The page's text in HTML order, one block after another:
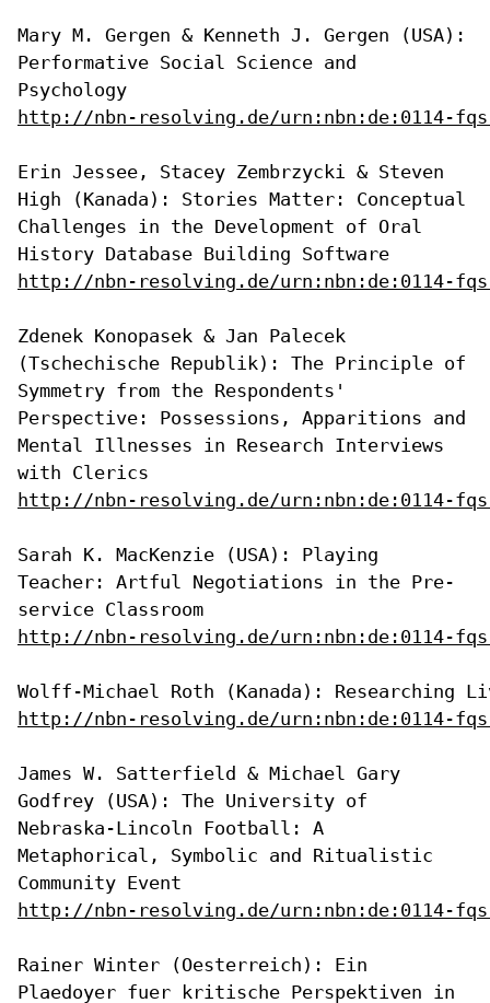
Mary M. Gergen & Kenneth J. Gergen (USA):
Performative Social Science and
Psychology
http://nbn-resolving.de/urn:nbn:de:0114-
Erin Jessee, Stacey Zembrzycki & Steven
High (Kanada): Stories Matter: Conceptual
Challenges in the Development of Oral
History Database Building Software
http://nbn-resolving.de/urn:nbn:de:0114-
Zdenek Konopasek & Jan Palecek
(Tschechische Republik): The Principle of
Symmetry from the Respondents'
Perspective: Possessions, Apparitions and
Mental Illnesses in Research Interviews
with Clerics
http://nbn-resolving.de/urn:nbn:de:0114-
Sarah K. MacKenzie (USA): Playing
Teacher: Artful Negotiations in the Pre-
service Classroom
http://nbn-resolving.de/urn:nbn:de:0114-
http://nbn-resolving.de/urn:nbn:de:0114-
James W. Satterfield & Michael Gary
Godfrey (USA): The University of
Nebraska-Lincoln Football: A
Metaphorical, Symbolic and Ritualistic
Community Event
http://nbn-resolving.de/urn:nbn:de:0114-
Rainer Winter (Oesterreich): Ein
Plaedoyer fuer kritische Perspektiven in